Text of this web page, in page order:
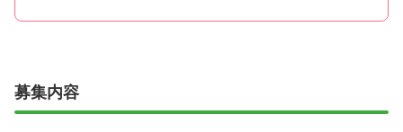
募集内容